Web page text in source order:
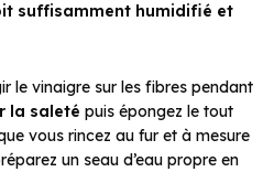
suffisamment humidifié et
le vinaigre sur les fibres pendant
la saleté puis épongez le tout
vous rincez au fur et à mesure
un seau d’eau propre en